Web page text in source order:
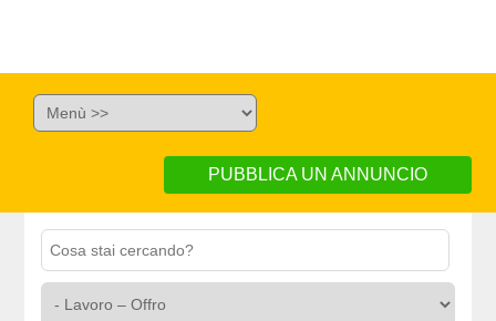
PUBBLICA UN ANNUNCIO